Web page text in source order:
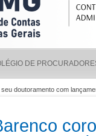
DE
doutoramento com